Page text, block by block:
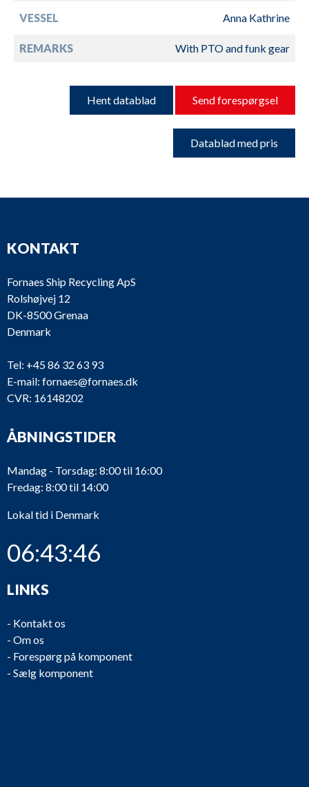
VESSEL Anna Kathrine
REMARKS With PTO and funk gear
Hent datablad Send forespørgsel
Datablad med pris
KONTAKT
Fornaes Ship Recycling ApS
Rolshøjvej 12
DK-8500 Grenaa
Denmark
Tel: +45 86 32 63 93
E-mail: fornaes@fornaes.dk
CVR: 16148202
ÅBNINGSTIDER
Mandag - Torsdag: 8:00 til 16:00
Fredag: 8:00 til 14:00
Lokal tid i Denmark
06:43:46
LINKS
- Kontakt os
- Om os
- Forespørg på komponent
- Sælg komponent